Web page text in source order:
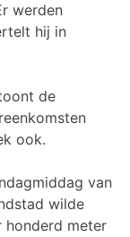
werden
hij in
de
ook.
van
wilde
honderd meter